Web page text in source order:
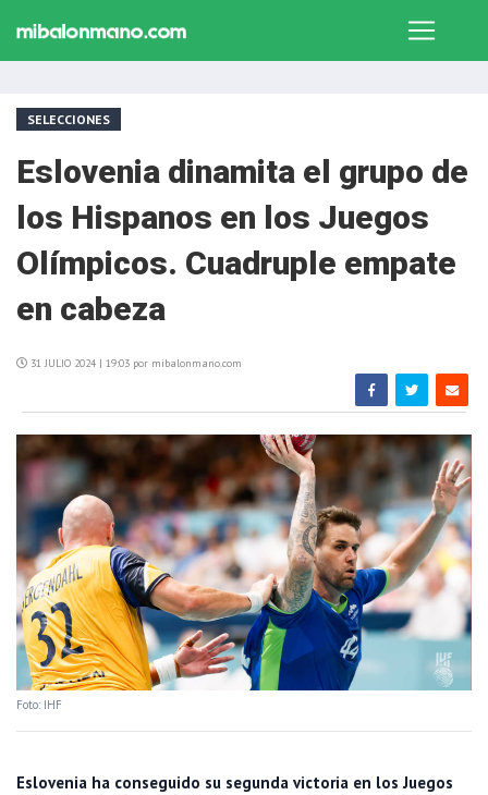
SELECCIONES
Eslovenia dinamita el grupo de
los Hispanos en los Juegos
Olímpicos. Cuadruple empate
en cabeza
31 JULIO 2024 | 19:03 por mibalonmano.com
Foto: IHF
Eslovenia ha conseguido su segunda victoria en los Juegos